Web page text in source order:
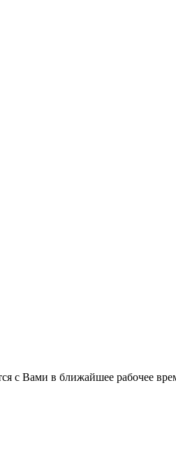
с Вами в ближайшее рабочее